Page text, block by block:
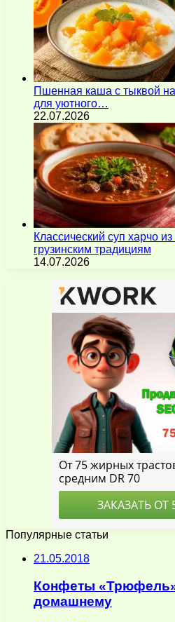
Пшенная каша с тыквой
для уютного…
22.07.2026
Классический суп харчо
грузинским традициям
14.07.2026
Популярные статьи
21.05.2018
Конфеты
домашнему